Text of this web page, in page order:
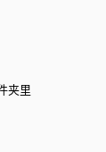
夹里